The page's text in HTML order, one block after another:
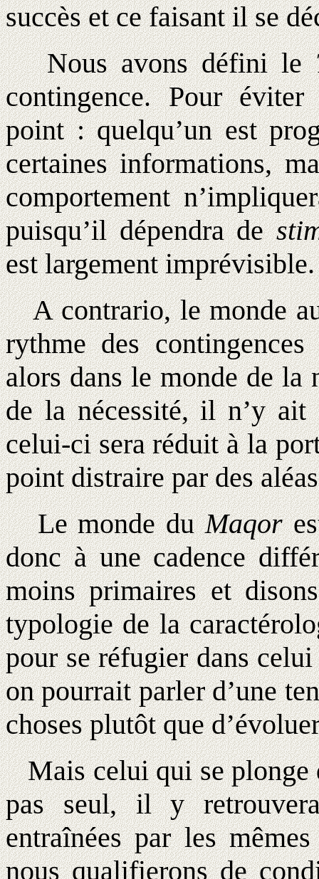
succès et ce faisant il se
Nous avons défini le
contingence. Pour
point : quelqu’un est
certaines informations,
comportement
puisqu’il dépendra de
est largement imprévisible.
A contrario, le monde
rythme des
alors dans le monde de la
de la nécessité, il n’y
celui-ci sera réduit à la
point distraire par des
Le monde duMaqor
donc à une cadence
moins primaires et
typologie de la
pour se réfugier dans
on pourrait parler d’une
choses plutôt que
Mais celui qui se plonge
pas seul, il y
entraînées par les
nous qualifierons de